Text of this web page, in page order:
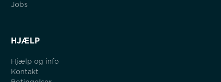
Jobs
HJÆLP
Hjælp og info
Kontakt